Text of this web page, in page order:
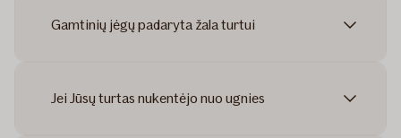
Gamtinių jėgų padaryta žala turtui
Jei Jūsų turtas nukentėjo nuo ugnies